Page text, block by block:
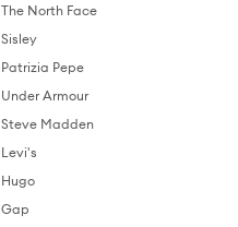
The North Face
Sisley
Patrizia Pepe
Under Armour
Steve Madden
Levi's
Hugo
Gap